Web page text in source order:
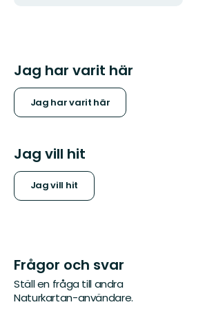
Jag har varit här
Jag har varit här
Jag vill hit
Jag vill hit
Frågor och svar
Ställ en fråga till andra
Naturkartan-användare.